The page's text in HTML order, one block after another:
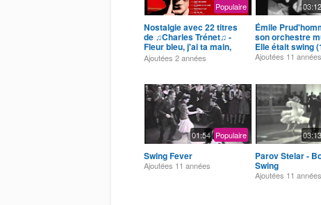
Populaire
Nostalgie avec 22 titres
de ♫Charles Trénet♫ -
Fleur bleu, j'ai ta main,
ect ...
Ajoutées 2 années
03:12
Émile
son orchestre
Elle était swing
Ajoutées 11 années
01:54 Populaire
Swing Fever
Ajoutées 11 années
03:13
Parov Stelar -
Swing
Ajoutées 11 années